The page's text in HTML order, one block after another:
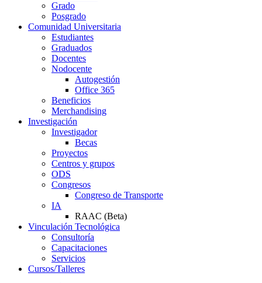
Grado
Posgrado
Comunidad Universitaria
Estudiantes
Graduados
Docentes
Nodocente
Autogestión
Office 365
Beneficios
Merchandising
Investigación
Investigador
Becas
Proyectos
Centros y grupos
ODS
Congresos
Congreso de Transporte
IA
RAAC (Beta)
Vinculación Tecnológica
Consultoría
Capacitaciones
Servicios
Cursos/Talleres